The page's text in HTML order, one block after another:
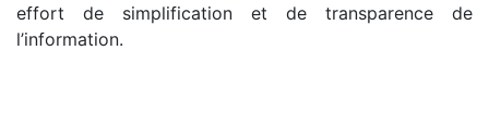
effort de simplification et de transparence de
l’information.